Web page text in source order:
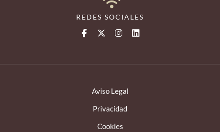
REDES SOCIALES
Aviso Legal
Privacidad
Cookies